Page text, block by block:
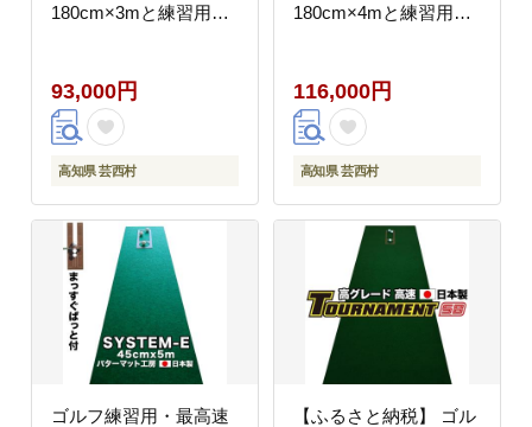
180cm×3mと練習用具
トレーニングリング付
き）
93,000円
高知県 芸西村
180cm×4mと練習用具
トレーニングリング付
き）
116,000円
高知県 芸西村
ゴルフ練習用・最高速
【ふるさと納税】 ゴル